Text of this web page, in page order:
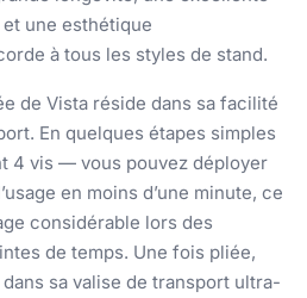
une esthétique
à tous les styles de stand.
de Vista réside dans sa facilité
En quelques étapes simples
4 vis — vous pouvez déployer
en moins d’une minute, ce
considérable lors des
de temps. Une fois pliée,
sa valise de transport ultra-